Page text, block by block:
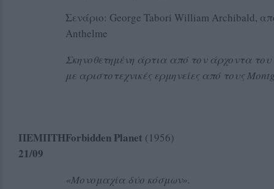
Σενάριο: George Tabori William Archibald,
Anthelme
Σκηνοθετημένη άρτια από τον άρχοντα
με αριστοτεχνικές ερμηνείες από τους
ΠΕΜΠΤΗ
21/09
Forbidden Planet (1956)
«Μονομαχία δύο κόσμων».